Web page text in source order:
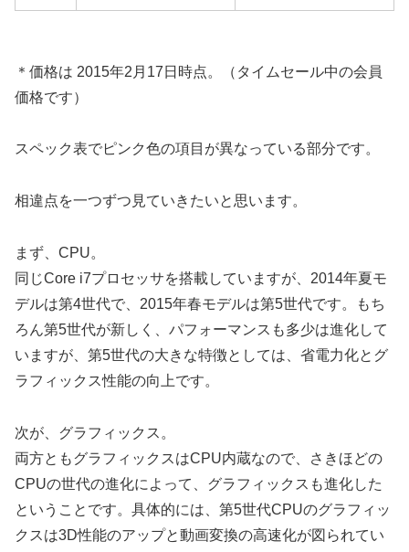
＊価格は 2015年2月17日時点。（タイムセール中の会員
価格です）
スペック表でピンク色の項目が異なっている部分です。
相違点を一つずつ見ていきたいと思います。
まず、CPU。
同じCore i7プロセッサを搭載していますが、2014年夏モ
デルは第4世代で、2015年春モデルは第5世代です。もち
ろん第5世代が新しく、パフォーマンスも多少は進化して
いますが、第5世代の大きな特徴としては、省電力化とグ
ラフィックス性能の向上です。
次が、グラフィックス。
両方ともグラフィックスはCPU内蔵なので、さきほどの
CPUの世代の進化によって、グラフィックスも進化した
ということです。具体的には、第5世代CPUのグラフィッ
クスは3D性能のアップと動画変換の高速化が図られてい